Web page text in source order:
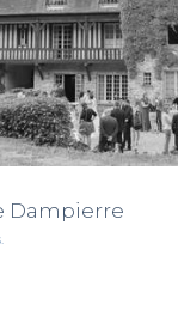
Dampierre